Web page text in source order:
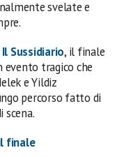
svelate e
Il Sussidiario, il finale
tragico che
e Yildiz
percorso fatto di
finale